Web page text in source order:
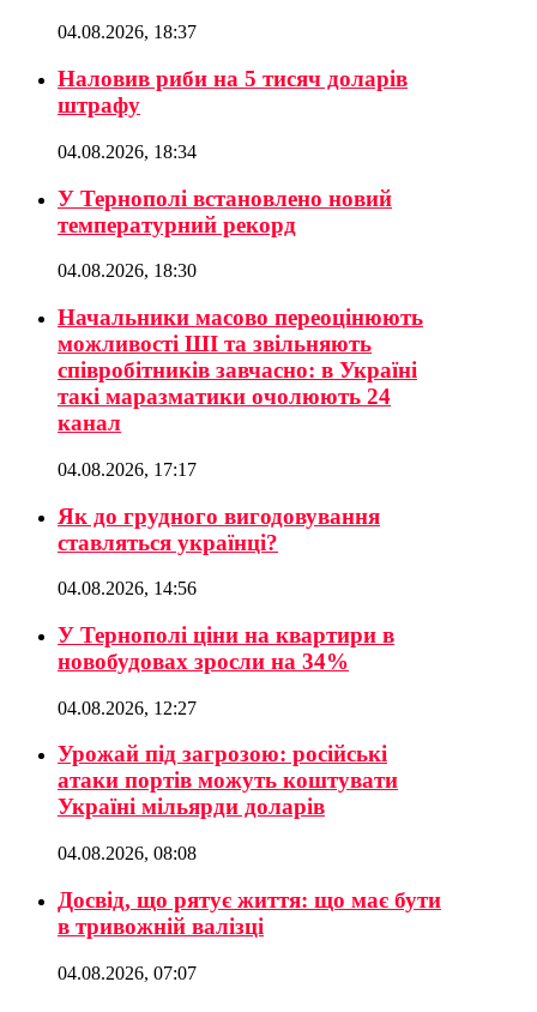
04.08.2026, 18:37
Наловив риби на 5 тисяч доларів
штрафу
04.08.2026, 18:34
У Тернополі встановлено новий
температурний рекорд
04.08.2026, 18:30
Начальники масово переоцінюють
можливості ШІ та звільняють
співробітників завчасно: в Україні
такі маразматики очолюють 24
канал
04.08.2026, 17:17
Як до грудного вигодовування
ставляться українці?
04.08.2026, 14:56
У Тернополі ціни на квартири в
новобудовах зросли на 34%
04.08.2026, 12:27
Урожай під загрозою: російські
атаки портів можуть коштувати
Україні мільярди доларів
04.08.2026, 08:08
Досвід, що рятує життя: що має бути
в тривожній валізці
04.08.2026, 07:07